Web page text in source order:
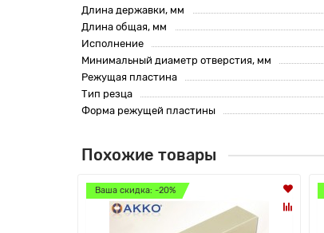
Длина державки, мм
Длина общая, мм
Исполнение
Минимальный диаметр отверстия, мм
Режущая пластина
Тип резца
Форма режущей пластины
Похожие товары
Ваша скидка: -20%